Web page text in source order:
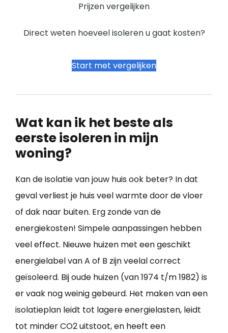
Prijzen vergelijken
Direct weten hoeveel isoleren u gaat kosten?
Start met vergelijken
Wat kan ik het beste als
eerste isoleren in mijn
woning?
Kan de isolatie van jouw huis ook beter? In dat
geval verliest je huis veel warmte door de vloer
of dak naar buiten. Erg zonde van de
energiekosten! Simpele aanpassingen hebben
veel effect. Nieuwe huizen met een geschikt
energielabel van A of B zijn veelal correct
geïsoleerd. Bij oude huizen (van 1974 t/m 1982) is
er vaak nog weinig gebeurd. Het maken van een
isolatieplan leidt tot lagere energielasten, leidt
tot minder CO2 uitstoot, en heeft een